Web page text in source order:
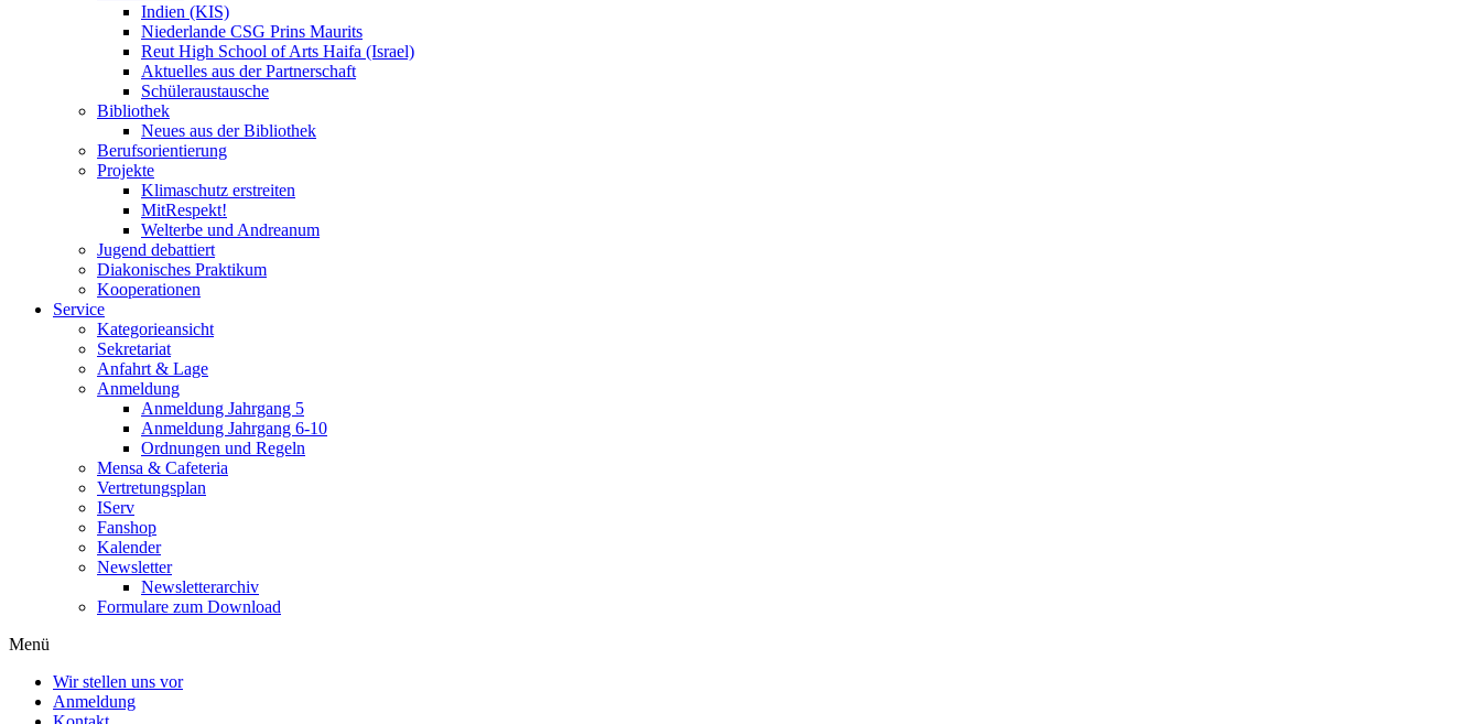
Indien (KIS)
Niederlande CSG Prins Maurits
Reut High School of Arts Haifa (Israel)
Aktuelles aus der Partnerschaft
Schüleraustausche
Bibliothek
Neues aus der Bibliothek
Berufsorientierung
Projekte
Klimaschutz erstreiten
MitRespekt!
Welterbe und Andreanum
Jugend debattiert
Diakonisches Praktikum
Kooperationen
Service
Kategorieansicht
Sekretariat
Anfahrt & Lage
Anmeldung
Anmeldung Jahrgang 5
Anmeldung Jahrgang 6-10
Ordnungen und Regeln
Mensa & Cafeteria
Vertretungsplan
IServ
Fanshop
Kalender
Newsletter
Newsletterarchiv
Formulare zum Download
Menü
Wir stellen uns vor
Anmeldung